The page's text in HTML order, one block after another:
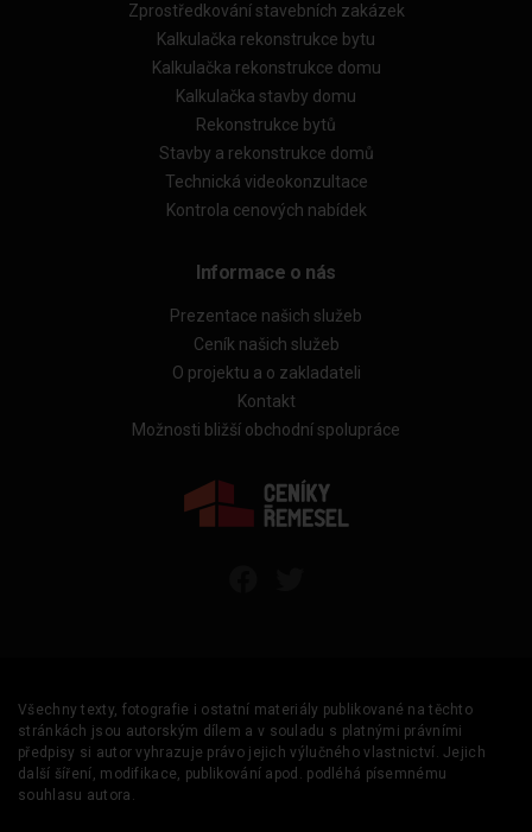
Zprostředkování stavebních zakázek
Kalkulačka rekonstrukce bytu
Kalkulačka rekonstrukce domu
Kalkulačka stavby domu
Rekonstrukce bytů
Stavby a rekonstrukce domů
Technická videokonzultace
Kontrola cenových nabídek
Informace o nás
Prezentace našich služeb
Ceník našich služeb
O projektu a o zakladateli
Kontakt
Možnosti bližší obchodní spolupráce
Všechny texty, fotografie i ostatní materiály publikované na těchto
stránkách jsou autorským dílem a v souladu s platnými právními
předpisy si autor vyhrazuje právo jejich výlučného vlastnictví. Jejich
další šíření, modifikace, publikování apod. podléhá písemnému
souhlasu autora.